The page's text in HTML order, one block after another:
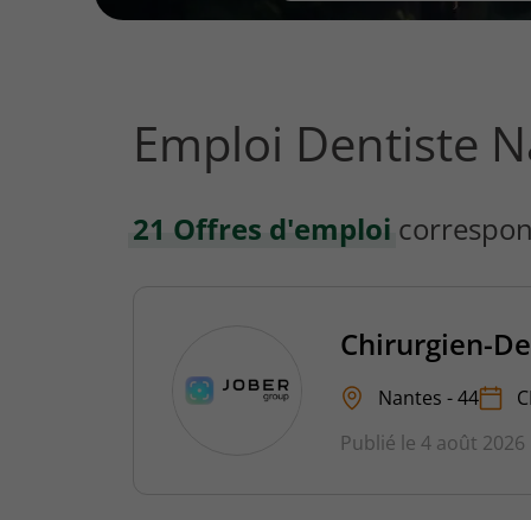
vous
Emploi Dentiste
21 Offres d'emploi
Chirurgien-
Nantes - 44
Publié le 4 août 2026